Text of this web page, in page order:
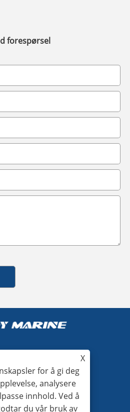
forespørsel
X
for å gi deg
analysere
innhold. Ved å
du vår bruk av